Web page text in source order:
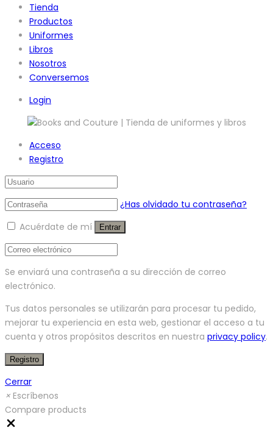
Tienda
Productos
Uniformes
Libros
Nosotros
Conversemos
Login
Acceso
Registro
¿Has olvidado tu contraseña?
Acuérdate de mí
Entrar
Se enviará una contraseña a su dirección de correo
electrónico.
Tus datos personales se utilizarán para procesar tu pedido,
mejorar tu experiencia en esta web, gestionar el acceso a tu
cuenta y otros propósitos descritos en nuestra privacy policy.
Registro
Cerrar
× Escríbenos
Compare products